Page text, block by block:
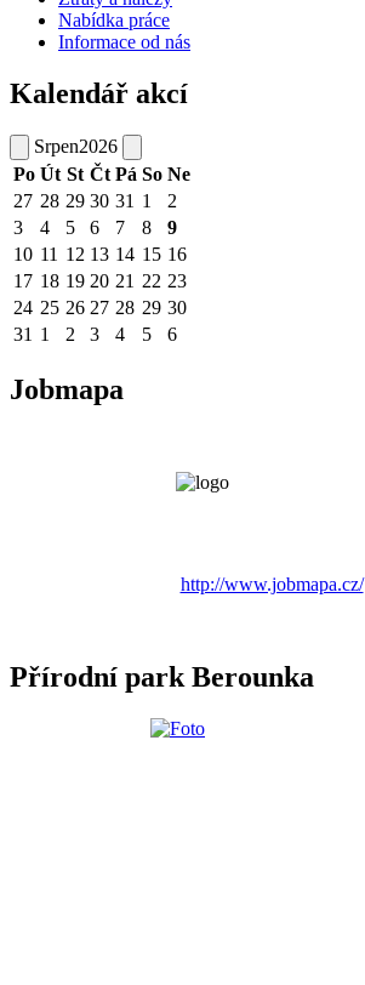
Nabídka práce
Informace od nás
Kalendář akcí
Srpen2026
Po Út St Čt Pá So Ne
27 28 29 30 31 1
2
3
4 5 6 7 8
9
10 11 12 13 14 15 16
17 18 19 20 21 22 23
24 25 26 27 28 29 30
31 1 2 3 4 5 6
Jobmapa
http://www.jobmapa.cz/
Přírodní park Berounka